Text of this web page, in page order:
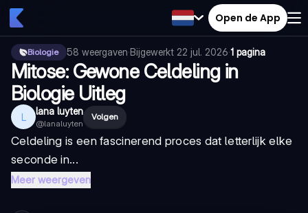
Open de App
Biologie 58 weergaven·Bijgewerkt 22 jul. 2026·1 pagina
Mitose: Gewone Celdeling in
Biologie Uitleg
L lana luyten
@lanaluyten
Volgen
Celdeling is een fascinerend proces dat letterlijk elke
seconde in...
Meer weergeven